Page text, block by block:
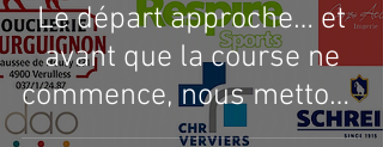
Le départ approche… et
avant que la course ne
commence, nous mettons
à l’honneur nos